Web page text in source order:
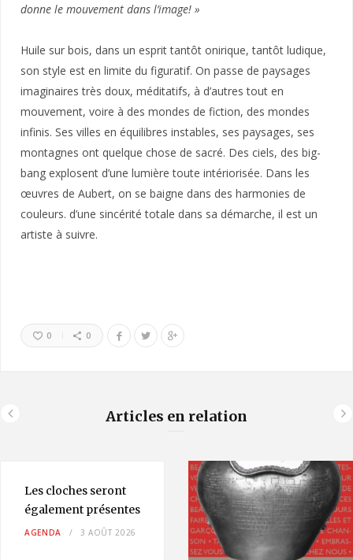
donne le mouvement dans l’image! »
Huile sur bois, dans un esprit tantôt onirique, tantôt ludique,
son style est en limite du figuratif. On passe de paysages
imaginaires très doux, méditatifs, à d’autres tout en
mouvement, voire à des mondes de fiction, des mondes
infinis. Ses villes en équilibres instables, ses paysages, ses
montagnes ont quelque chose de sacré. Des ciels, des big-
bang explosent d’une lumière toute intériorisée. Dans les
œuvres de Aubert, on se baigne dans des harmonies de
couleurs. d’une sincérité totale dans sa démarche, il est un
artiste à suivre.
0 0
Articles en relation
Les cloches seront
également présentes
AGENDA 3 AOÛT 2026